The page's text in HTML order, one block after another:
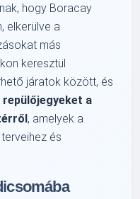
hogy Boracay
elkerülve a
más
keresztül
járatok között, és
a
, amelyek a
és